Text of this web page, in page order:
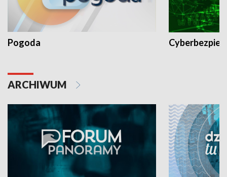
Pogoda
ARCHIWUM